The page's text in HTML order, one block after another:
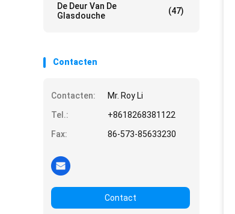
De Deur Van De
Glasdouche
(47)
Contacten
Contacten:
Mr. Roy Li
Tel.:
+8618268381122
Fax:
86-573-85633230
Contact